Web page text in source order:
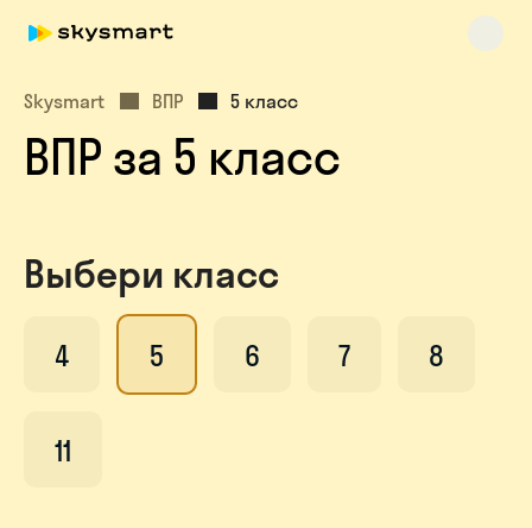
Skysmart ВПР 5 класс
ВПР за 5 класс
Выбери класс
4 5 6 7 8
11
Skysmart Chat
online